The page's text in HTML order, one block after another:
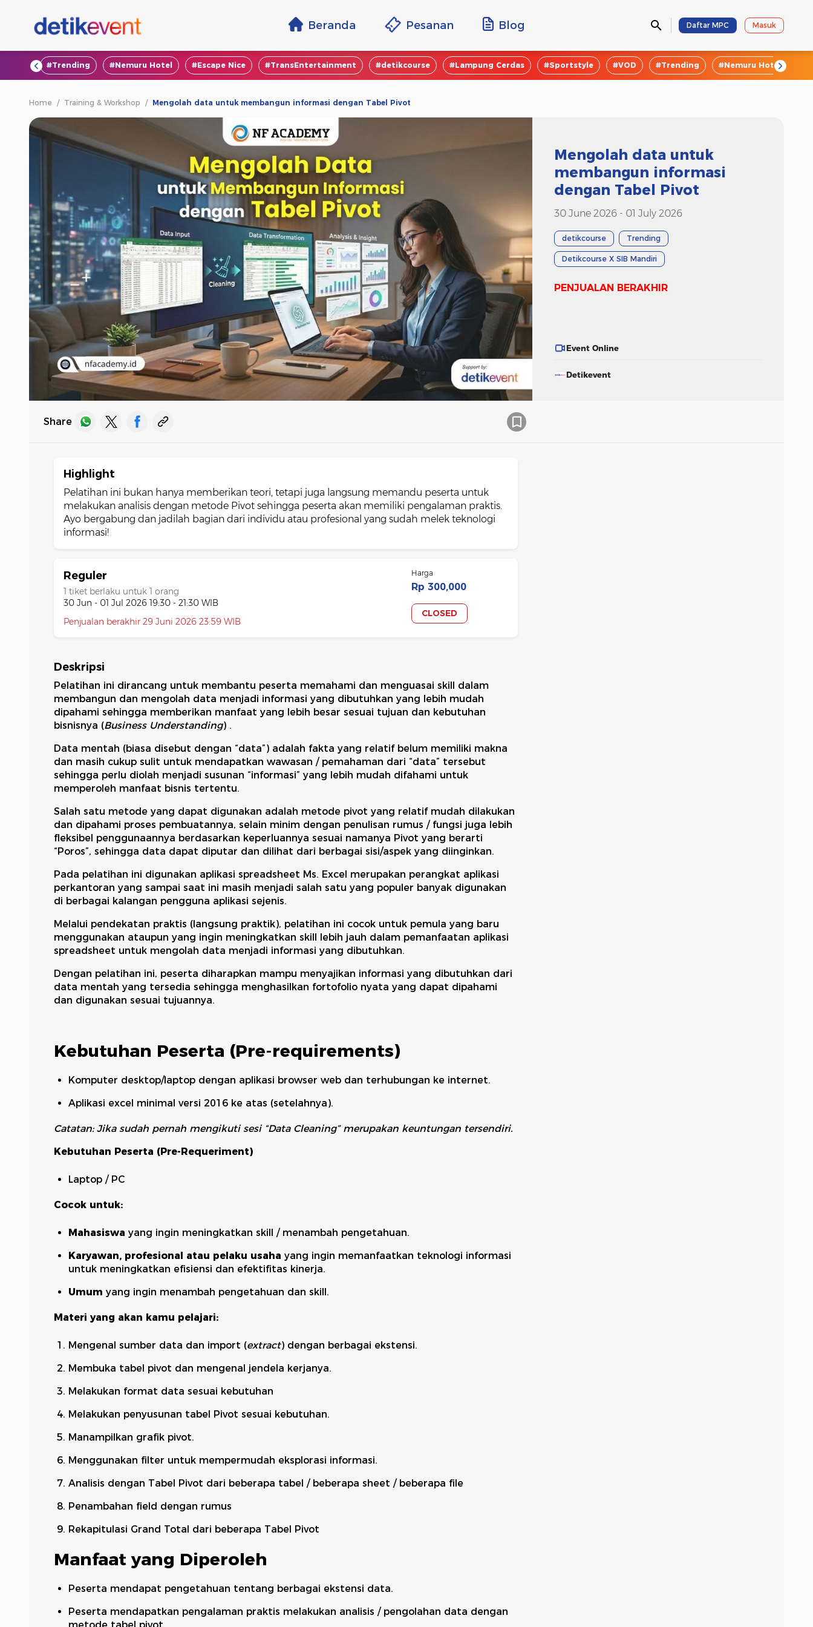
Beranda Pesanan Blog Daftar MPC Masuk
#Trending #Nemuru Hotel #Escape Nice #TransEntertainment #detikcourse #Lampung Cerdas #Sportstyle #VOD #Trending #Nemuru Hotel
Home / Training & Workshop / Mengolah data untuk membangun informasi dengan Tabel Pivot
Mengolah data untuk
membangun informasi
dengan Tabel Pivot
30 June 2026 - 01 July 2026
detikcourse Trending
Detikcourse X SIB Mandiri
PENJUALAN BERAKHIR
Event Online
Detikevent
Share
Highlight
Pelatihan ini bukan hanya memberikan teori, tetapi juga langsung memandu peserta untuk
melakukan analisis dengan metode Pivot sehingga peserta akan memiliki pengalaman praktis.
Ayo bergabung dan jadilah bagian dari individu atau profesional yang sudah melek teknologi
informasi!
Reguler
1 tiket berlaku untuk 1 orang
30 Jun - 01 Jul 2026 19:30 - 21:30 WIB
Penjualan berakhir 29 Juni 2026 23:59 WIB
Harga
Rp 300,000
CLOSED
Deskripsi
Pelatihan ini dirancang untuk membantu peserta memahami dan menguasai skill dalam
membangun dan mengolah data menjadi informasi yang dibutuhkan yang lebih mudah
dipahami sehingga memberikan manfaat yang lebih besar sesuai tujuan dan kebutuhan
bisnisnya (Business Understanding) .
Data mentah (biasa disebut dengan “data”) adalah fakta yang relatif belum memiliki makna
dan masih cukup sulit untuk mendapatkan wawasan / pemahaman dari “data” tersebut
sehingga perlu diolah menjadi susunan “informasi” yang lebih mudah difahami untuk
memperoleh manfaat bisnis tertentu.
Salah satu metode yang dapat digunakan adalah metode pivot yang relatif mudah dilakukan
dan dipahami proses pembuatannya, selain minim dengan penulisan rumus / fungsi juga lebih
fleksibel penggunaannya berdasarkan keperluannya sesuai namanya Pivot yang berarti
“Poros”, sehingga data dapat diputar dan dilihat dari berbagai sisi/aspek yang diinginkan.
Pada pelatihan ini digunakan aplikasi spreadsheet Ms. Excel merupakan perangkat aplikasi
perkantoran yang sampai saat ini masih menjadi salah satu yang populer banyak digunakan
di berbagai kalangan pengguna aplikasi sejenis.
Melalui pendekatan praktis (langsung praktik), pelatihan ini cocok untuk pemula yang baru
menggunakan ataupun yang ingin meningkatkan skill lebih jauh dalam pemanfaatan aplikasi
spreadsheet untuk mengolah data menjadi informasi yang dibutuhkan.
Dengan pelatihan ini, peserta diharapkan mampu menyajikan informasi yang dibutuhkan dari
data mentah yang tersedia sehingga menghasilkan fortofolio nyata yang dapat dipahami
dan digunakan sesuai tujuannya.
Kebutuhan Peserta (Pre-requirements)
Komputer desktop/laptop dengan aplikasi browser web dan terhubungan ke internet.
Aplikasi excel minimal versi 2016 ke atas (setelahnya).
Catatan: Jika sudah pernah mengikuti sesi “Data Cleaning” merupakan keuntungan tersendiri.
Kebutuhan Peserta (Pre-Requeriment)
Laptop / PC
Cocok untuk:
Mahasiswa yang ingin meningkatkan skill / menambah pengetahuan.
Karyawan, profesional atau pelaku usaha yang ingin memanfaatkan teknologi informasi
untuk meningkatkan efisiensi dan efektifitas kinerja.
Umum yang ingin menambah pengetahuan dan skill.
Materi yang akan kamu pelajari:
Mengenal sumber data dan import (extract) dengan berbagai ekstensi.
Membuka tabel pivot dan mengenal jendela kerjanya.
Melakukan format data sesuai kebutuhan
Melakukan penyusunan tabel Pivot sesuai kebutuhan.
Manampilkan grafik pivot.
Menggunakan filter untuk mempermudah eksplorasi informasi.
Analisis dengan Tabel Pivot dari beberapa tabel / beberapa sheet / beberapa file
Penambahan field dengan rumus
Rekapitulasi Grand Total dari beberapa Tabel Pivot
Manfaat yang Diperoleh
Peserta mendapat pengetahuan tentang berbagai ekstensi data.
Peserta mendapatkan pengalaman praktis melakukan analisis / pengolahan data dengan